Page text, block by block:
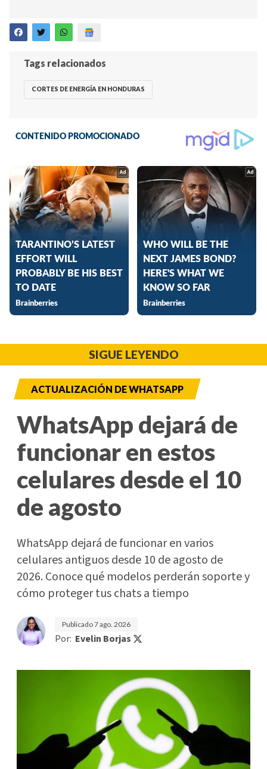
Tags relacionados
CORTES DE ENERGÍA EN HONDURAS
SIGUE LEYENDO
ACTUALIZACIÓN DE WHATSAPP
WhatsApp dejará de
funcionar en estos
celulares desde el 10
de agosto
WhatsApp dejará de funcionar en varios
celulares antiguos desde 10 de agosto de
2026. Conoce qué modelos perderán soporte y
cómo proteger tus chats a tiempo
Publicado7 ago. 2026
Por: Evelin Borjas